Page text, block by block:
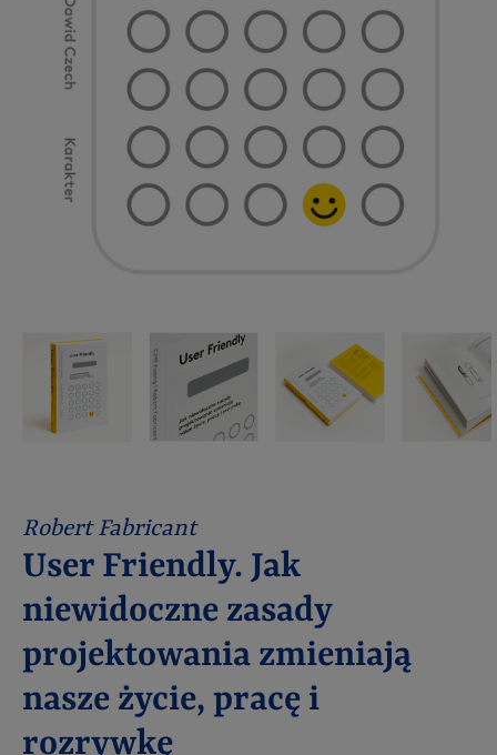
Robert Fabricant
User Friendly. Jak
niewidoczne zasady
projektowania zmieniają
nasze życie, pracę i
rozrywkę